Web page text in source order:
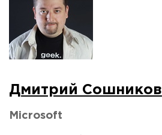
Дмитрий Сошников
Microsoft